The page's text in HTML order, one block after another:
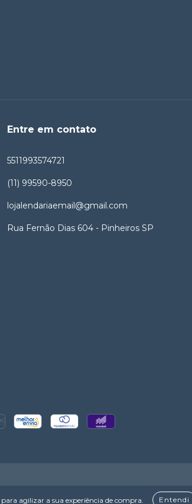
para agilizar a sua experiência de compra. Entendi
Entre em contato
5511993574721
(11) 99590-8950
lojalendariaemail@gmail.com
Rua Fernão Dias 604 - Pinheiros SP